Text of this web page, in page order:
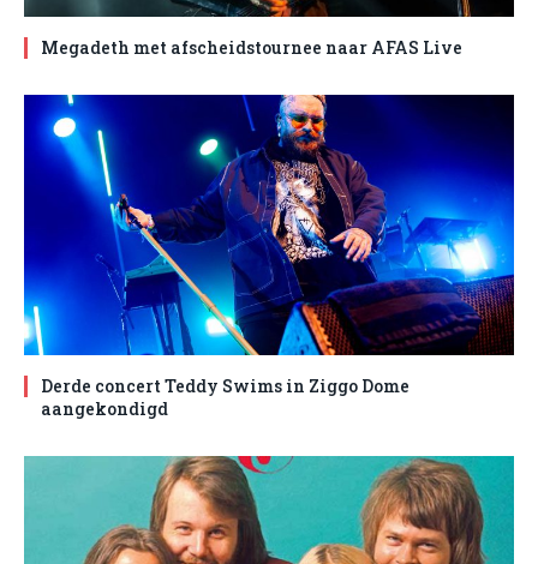
Megadeth met afscheidstournee naar AFAS Live
Derde concert Teddy Swims in Ziggo Dome
aangekondigd